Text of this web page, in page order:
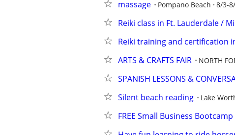
massage Pompano Beach 8/3-
Reiki class in Ft. Lauderdale /
Reiki training and certification
ARTS & CRAFTS FAIR NORTH
SPANISH LESSONS &
Silent beach reading Lake
FREE Small Business Bootcamp